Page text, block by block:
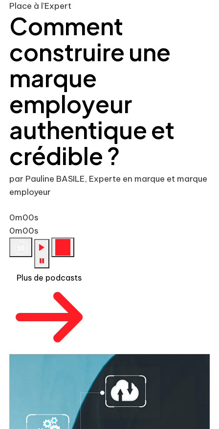
Place à l'Expert
Comment
construire une
marque
employeur
authentique et
crédible ?
par Pauline BASILE, Experte en marque et marque
employeur
0m00s
0m00s
Plus de podcasts